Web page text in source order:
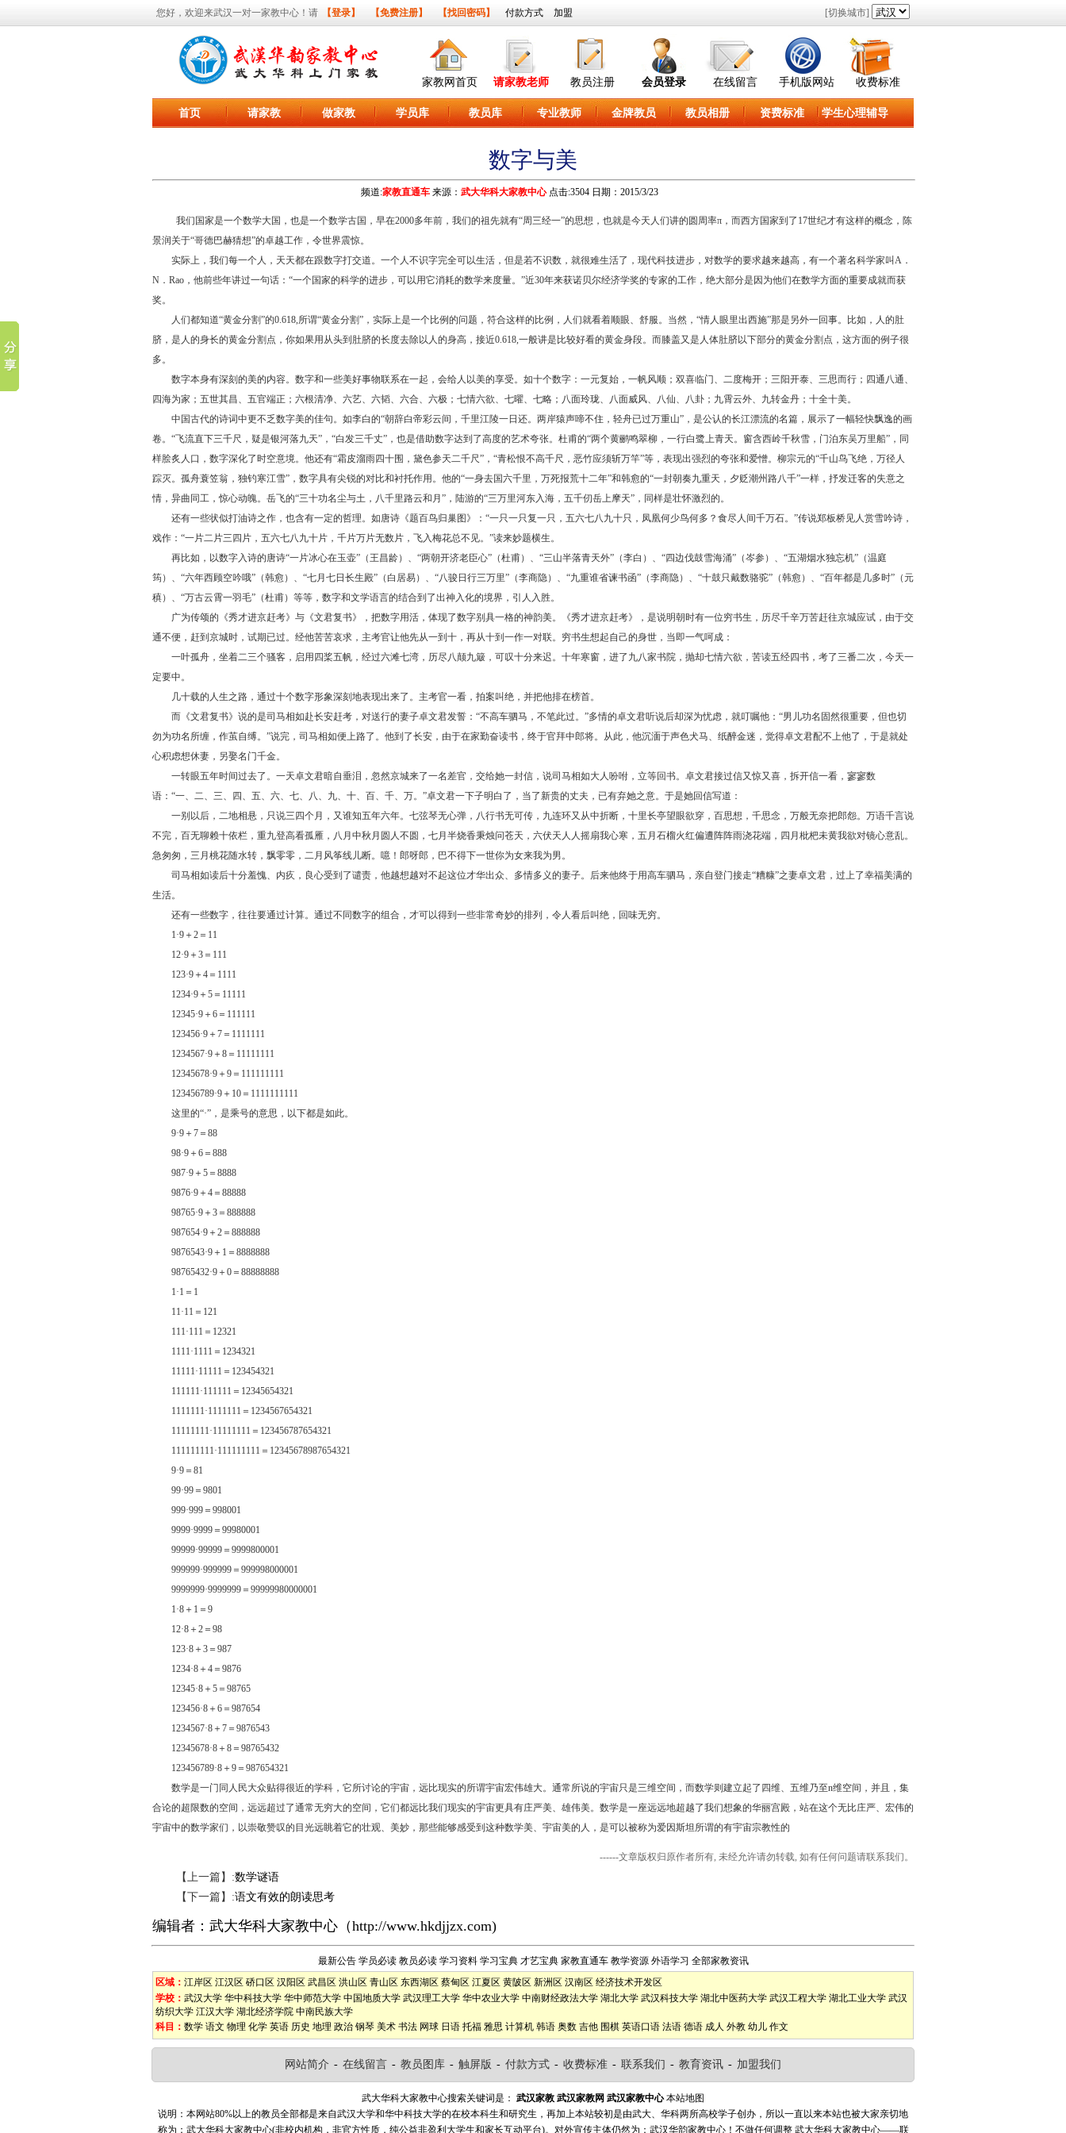
您好，欢迎来武汉一对一家教中心！请 【登录】 【免费注册】 【找回密码】 付款方式 加盟 [切换城市]
家教网首页 请家教老师 教员注册 会员登录 在线留言 手机版网站 收费标准
首页 请家教 做家教 学员库 教员库 专业教师 金牌教员 教员相册 资费标准 学生心理辅导
数字与美
频道:家教直通车来源： 武大华科大家教中心点击:3504 日期：2015/3/23
我们国家是一个数学大国，也是一个数学古国，早在2000多年前，我们的祖先就有“周三经一”的思想，也就是今天人们讲的圆周率π，而西方国家到了17世纪才有这样的概念，陈
景润关于“哥德巴赫猜想”的卓越工作，令世界震惊。
实际上，我们每一个人，天天都在跟数字打交道。一个人不识字完全可以生活，但是若不识数，就很难生活了，现代科技进步，对数学的要求越来越高，有一个著名科学家叫A．
N．Rao，他前些年讲过一句话：“一个国家的科学的进步，可以用它消耗的数学来度量。”近30年来获诺贝尔经济学奖的专家的工作，绝大部分是因为他们在数学方面的重要成就而获
奖。
人们都知道“黄金分割”的0.618,所谓“黄金分割”，实际上是一个比例的问题，符合这样的比例，人们就看着顺眼、舒服。当然，“情人眼里出西施”那是另外一回事。比如，人的肚
脐，是人的身长的黄金分割点，你如果用从头到肚脐的长度去除以人的身高，接近0.618,一般讲是比较好看的黄金身段。而膝盖又是人体肚脐以下部分的黄金分割点，这方面的例子很
多。
数字本身有深刻的美的内容。数字和一些美好事物联系在一起，会给人以美的享受。如十个数字：一元复始，一帆风顺；双喜临门、二度梅开；三阳开泰、三思而行；四通八通、
四海为家；五世其昌、五官端正；六根清净、六艺、六韬、六合、六极；七情六欲、七曜、七略；八面玲珑、八面威风、八仙、八卦；九霄云外、九转金丹；十全十美。
中国古代的诗词中更不乏数字美的佳句。如李白的“朝辞白帝彩云间，千里江陵一日还。两岸猿声啼不住，轻舟已过万重山”，是公认的长江漂流的名篇，展示了一幅轻快飘逸的画
卷。“飞流直下三千尺，疑是银河落九天”，“白发三千丈”，也是借助数字达到了高度的艺术夸张。杜甫的“两个黄鹂鸣翠柳，一行白鹭上青天。窗含西岭千秋雪，门泊东吴万里船”，同
样脍炙人口，数字深化了时空意境。他还有“霜皮溜雨四十围，黛色参天二千尺”，“青松恨不高千尺，恶竹应须斩万竿”等，表现出强烈的夸张和爱憎。柳宗元的“千山鸟飞绝，万径人
踪灭。孤舟蓑笠翁，独钓寒江雪”，数字具有尖锐的对比和衬托作用。他的“一身去国六千里，万死报荒十二年”和韩愈的“一封朝奏九重天，夕贬潮州路八千”一样，抒发迁客的失意之
情，异曲同工，惊心动魄。岳飞的“三十功名尘与土，八千里路云和月”，陆游的“三万里河东入海，五千仞岳上摩天”，同样是壮怀激烈的。
还有一些状似打油诗之作，也含有一定的哲理。如唐诗《题百鸟归巢图》：“一只一只复一只，五六七八九十只，凤凰何少鸟何多？食尽人间千万石。”传说郑板桥见人赏雪吟诗，
戏作：“一片二片三四片，五六七八九十片，千片万片无数片，飞入梅花总不见。”读来妙题横生。
再比如，以数字入诗的唐诗“一片冰心在玉壶”（王昌龄）、“两朝开济老臣心”（杜甫）、“三山半落青天外”（李白）、“四边伐鼓雪海涌”（岑参）、“五湖烟水独忘机”（温庭
筠）、“六年西顾空吟哦”（韩愈）、“七月七日长生殿”（白居易）、“八骏日行三万里”（李商隐）、“九重谁省谏书函”（李商隐）、“十鼓只戴数骆驼”（韩愈）、“百年都是几多时”（元
稹）、“万古云霄一羽毛”（杜甫）等等，数字和文学语言的结合到了出神入化的境界，引人入胜。
广为传颂的《秀才进京赶考》与《文君复书》，把数字用活，体现了数字别具一格的神韵美。《秀才进京赶考》，是说明朝时有一位穷书生，历尽千辛万苦赶往京城应试，由于交
通不便，赶到京城时，试期已过。经他苦苦哀求，主考官让他先从一到十，再从十到一作一对联。穷书生想起自己的身世，当即一气呵成：
一叶孤舟，坐着二三个骚客，启用四桨五帆，经过六滩七湾，历尽八颠九簸，可叹十分来迟。十年寒窗，进了九八家书院，抛却七情六欲，苦读五经四书，考了三番二次，今天一
定要中。
几十载的人生之路，通过十个数字形象深刻地表现出来了。主考官一看，拍案叫绝，并把他排在榜首。
而《文君复书》说的是司马相如赴长安赶考，对送行的妻子卓文君发誓：“不高车驷马，不笔此过。”多情的卓文君听说后却深为忧虑，就叮嘱他：“男儿功名固然很重要，但也切
勿为功名所缠，作茧自缚。”说完，司马相如便上路了。他到了长安，由于在家勤奋读书，终于官拜中郎将。从此，他沉湎于声色犬马、纸醉金迷，觉得卓文君配不上他了，于是就处
心积虑想休妻，另娶名门千金。
一转眼五年时间过去了。一天卓文君暗自垂泪，忽然京城来了一名差官，交给她一封信，说司马相如大人吩咐，立等回书。卓文君接过信又惊又喜，拆开信一看，寥寥数
语：“一、二、三、四、五、六、七、八、九、十、百、千、万。”卓文君一下子明白了，当了新贵的丈夫，已有弃她之意。于是她回信写道：
一别以后，二地相悬，只说三四个月，又谁知五年六年。七弦琴无心弹，八行书无可传，九连环又从中折断，十里长亭望眼欲穿，百思想，千思念，万般无奈把郎怨。万语千言说
不完，百无聊赖十依栏，重九登高看孤雁，八月中秋月圆人不圆，七月半烧香秉烛问苍天，六伏天人人摇扇我心寒，五月石榴火红偏遭阵阵雨浇花端，四月枇杷未黄我欲对镜心意乱。
急匆匆，三月桃花随水转，飘零零，二月风筝线儿断。噫！郎呀郎，巴不得下一世你为女来我为男。
司马相如读后十分羞愧、内疚，良心受到了谴责，他越想越对不起这位才华出众、多情多义的妻子。后来他终于用高车驷马，亲自登门接走“糟糠”之妻卓文君，过上了幸福美满的
生活。
还有一些数字，往往要通过计算。通过不同数字的组合，才可以得到一些非常奇妙的排列，令人看后叫绝，回味无穷。
1·9＋2＝11
12·9＋3＝111
123·9＋4＝1111
1234·9＋5＝11111
12345·9＋6＝111111
123456·9＋7＝1111111
1234567·9＋8＝11111111
12345678·9＋9＝111111111
123456789·9＋10＝1111111111
这里的“·”，是乘号的意思，以下都是如此。
9·9＋7＝88
98·9＋6＝888
987·9＋5＝8888
9876·9＋4＝88888
98765·9＋3＝888888
987654·9＋2＝888888
9876543·9＋1＝8888888
98765432·9＋0＝88888888
1·1＝1
11·11＝121
111·111＝12321
1111·1111＝1234321
11111·11111＝123454321
111111·111111＝12345654321
1111111·1111111＝1234567654321
11111111·11111111＝123456787654321
111111111·111111111＝12345678987654321
9·9＝81
99·99＝9801
999·999＝998001
9999·9999＝99980001
99999·99999＝9999800001
999999·999999＝999998000001
9999999·9999999＝99999980000001
1·8＋1＝9
12·8＋2＝98
123·8＋3＝987
1234·8＋4＝9876
12345·8＋5＝98765
123456·8＋6＝987654
1234567·8＋7＝9876543
12345678·8＋8＝98765432
123456789·8＋9＝987654321
数学是一门同人民大众贴得很近的学科，它所讨论的宇宙，远比现实的所谓宇宙宏伟雄大。通常所说的宇宙只是三维空间，而数学则建立起了四维、五维乃至n维空间，并且，集
合论的超限数的空间，远远超过了通常无穷大的空间，它们都远比我们现实的宇宙更具有庄严美、雄伟美。数学是一座远远地超越了我们想象的华丽宫殿，站在这个无比庄严、宏伟的
宇宙中的数学家们，以崇敬赞叹的目光远眺着它的壮观、美妙，那些能够感受到这种数学美、宇宙美的人，是可以被称为爱因斯坦所谓的有宇宙宗教性的
------文章版权归原作者所有, 未经允许请勿转载, 如有任何问题请联系我们。
【上一篇】:数学谜语
【下一篇】:语文有效的朗读思考
编辑者： 武大华科大家教中心 （http://www.hkdjjzx.com)
最新公告 学员必读 教员必读 学习资料 学习宝典 才艺宝典 家教直通车 教学资源 外语学习 全部家教资讯
区域： 江岸区 江汉区 硚口区 汉阳区 武昌区 洪山区 青山区 东西湖区 蔡甸区 江夏区 黄陂区 新洲区 汉南区 经济技术开发区
学校： 武汉大学 华中科技大学 华中师范大学 中国地质大学 武汉理工大学 华中农业大学 中南财经政法大学 湖北大学 武汉科技大学 湖北中医药大学 武汉工程大学 湖北工业大学 武汉
纺织大学 江汉大学 湖北经济学院 中南民族大学
科目： 数学 语文 物理 化学 英语 历史 地理 政治 钢琴 美术 书法 网球 日语 托福 雅思 计算机 韩语 奥数 吉他 围棋 英语口语 法语 德语 成人 外教 幼儿 作文
网站简介 - 在线留言 - 教员图库 - 触屏版 - 付款方式 - 收费标准 - 联系我们 - 教育资讯 - 加盟我们
武大华科大家教中心搜索关键词是： 武汉家教 武汉家教网 武汉家教中心 本站地图
说明：本网站80%以上的教员全部都是来自武汉大学和华中科技大学的在校本科生和研究生，再加上本站较初是由武大、华科两所高校学子创办，所以一直以来本站也被大家亲切地
称为：武大华科大家教中心(非校内机构，非官方性质，纯公益非盈利大学生和家长互动平台)。对外宣传主体仍然为：武汉华韵家教中心！不做任何调整 武大华科大家教中心——联